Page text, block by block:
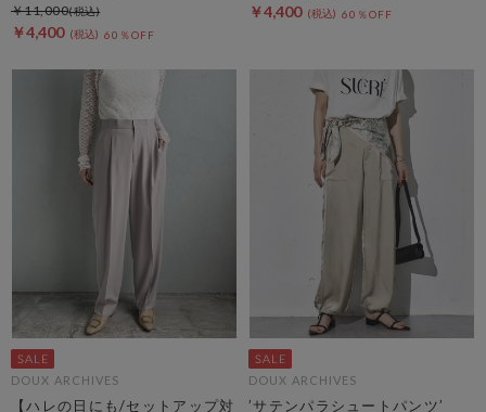
￥4,400 60％OFF
￥11,000 ￥4,400 60％OFF
DOUX ARCHIVES
【ハレの日にも/セットアップ対
DOUX ARCHIVES
’サテンパラシュートパンツ’